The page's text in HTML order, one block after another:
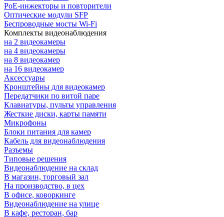
PoE-инжекторы и повторители
Оптические модули SFP
Беспроводные мосты Wi-Fi
Комплекты видеонаблюдения
на 2 видеокамеры
на 4 видеокамеры
на 8 видеокамер
на 16 видеокамер
Аксессуары
Кронштейны для видеокамер
Передатчики по витой паре
Клавиатуры, пульты управления
Жесткие диски, карты памяти
Микрофоны
Блоки питания для камер
Кабель для видеонаблюдения
Разъемы
Типовые решения
Видеонаблюдение на склад
В магазин, торговый зал
На производство, в цех
В офисе, коворкинге
Видеонаблюдение на улице
В кафе, ресторан, бар